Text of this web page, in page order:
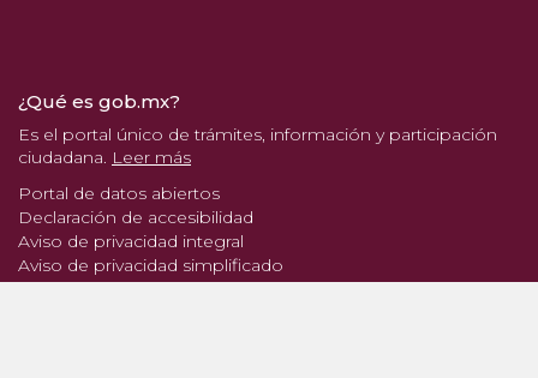
¿Qué es gob.mx?
Es el portal único de trámites, información y participación
ciudadana. Leer más
Portal de datos abiertos
Declaración de accesibilidad
Aviso de privacidad integral
Aviso de privacidad simplificado
Términos y condiciones